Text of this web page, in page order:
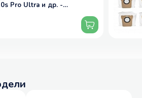
Pro Ultra и др. -
2 шт